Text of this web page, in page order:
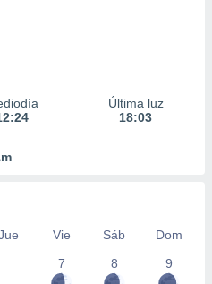
Última luz
18:03
Vie Sáb
Dom
7
8 9